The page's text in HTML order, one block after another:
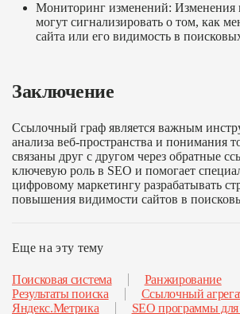
Мониторинг изменений: Изменения
могут сигнализировать о том, как
сайта или его видимость в
Заключение
Ссылочный граф является важным
анализа веб-пространства и понимания
связаны друг с другом через обратные
ключевую роль в SEO и помогает
цифровому маркетингу разрабатывать
повышения видимости сайтов в
Еще на эту тему
Поисковая система
Ранжирование
Результаты поиска
Ссылочный
Яндекс.Метрика
SEO программы для